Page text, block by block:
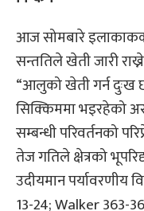
आज सोमबारे
सन्ततिले खेती जारी
“आलुको खेती गर्न दुःख
सिक्किममा भइरहेको
सम्बन्धी परिवर्तनको
तेज गतिले क्षेत्रको
उदीयमान पर्यावरणीय
13-24; Walker 363-